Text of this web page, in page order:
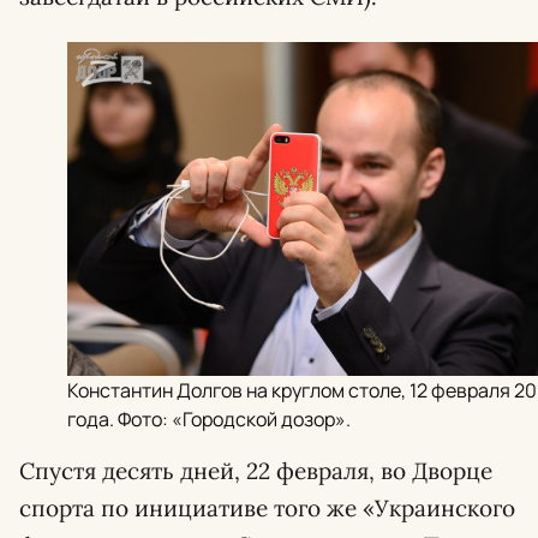
Константин Долгов на круглом столе, 12 февраля
года. Фото: «Городской дозор».
Спустя десять дней, 22 февраля, во Дворце
спорта по инициативе того же «Украинского